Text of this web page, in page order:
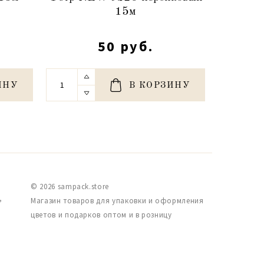
15м
50 руб.
В КОРЗИНУ
© 2026 sampack.store
Магазин товаров для упаковки и оформления
цветов и подарков оптом и в розницу